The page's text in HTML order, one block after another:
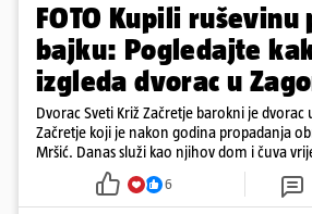
FOTO Kupili
bajku: Pogledajte
izgleda dvorac u
Dvorac Sveti Križ Začretje barokni je dvorac
Začretje koji je nakon godina propadanja
Mršić. Danas služi kao njihov dom i čuva
davno zaboravljenog vremena
6